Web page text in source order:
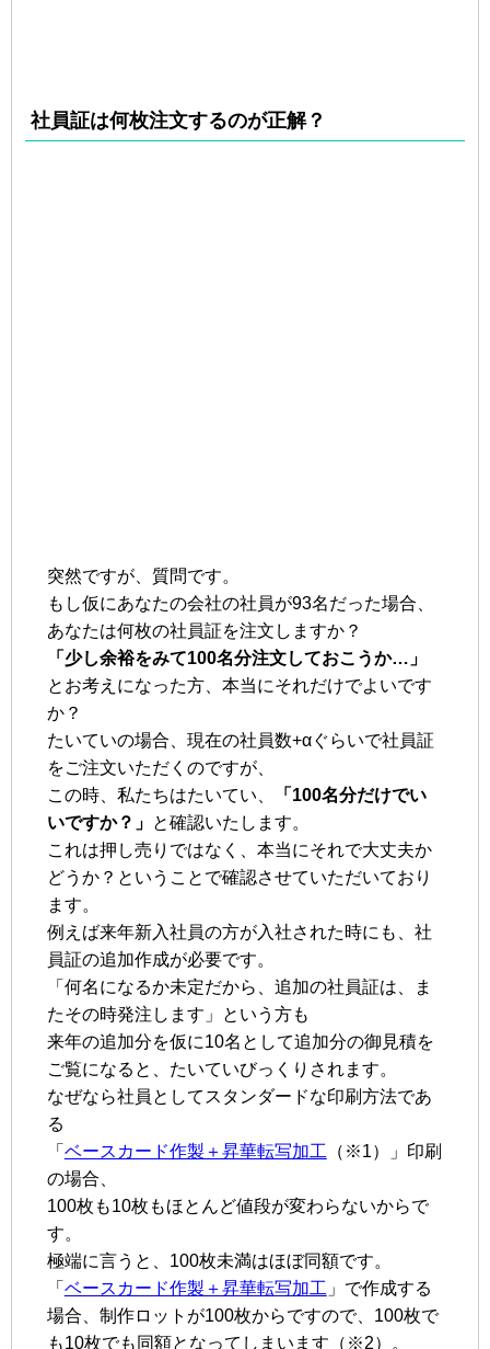
社員証は何枚注文するのが正解？
突然ですが、質問です。
もし仮にあなたの会社の社員が93名だった場合、
あなたは何枚の社員証を注文しますか？
「少し余裕をみて100名分注文しておこうか…」
とお考えになった方、本当にそれだけでよいです
か？
たいていの場合、現在の社員数+αぐらいで社員証
をご注文いただくのですが、
この時、私たちはたいてい、
「100名分だけでい
いですか？」 と確認いたします。
これは押し売りではなく、本当にそれで大丈夫か
どうか？ということで確認させていただいており
ます。
例えば来年新入社員の方が入社された時にも、社
員証の追加作成が必要です。
「何名になるか未定だから、追加の社員証は、ま
たその時発注します」という方も
来年の追加分を仮に10名として追加分の御見積を
ご覧になると、たいていびっくりされます。
なぜなら社員としてスタンダードな印刷方法であ
る
「 ベースカード作製＋昇華転写加工 （※1）」印刷
の場合、
100枚も10枚もほとんど値段が変わらないからで
す。
極端に言うと、100枚未満はほぼ同額です。
「 ベースカード作製＋昇華転写加工 」で作成する
場合、制作ロットが100枚からですので、100枚で
も10枚でも同額となってしまいます（※2）。